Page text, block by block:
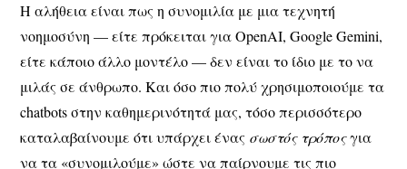
Η αλήθεια είναι πως η συνομιλία με μια τεχνητή
νοημοσύνη — είτε πρόκειται για OpenAI, Google Gemini,
είτε κάποιο άλλο μοντέλο — δεν είναι το ίδιο με το να
μιλάς σε άνθρωπο. Και όσο πιο πολύ χρησιμοποιούμε τα
chatbots στην καθημερινότητά μας, τόσο περισσότερο
καταλαβαίνουμε ότι υπάρχει ένας σωστός τρόποςγια
να τα «συνομιλούμε» ώστε να παίρνουμε τις πιο